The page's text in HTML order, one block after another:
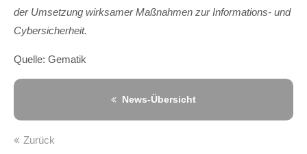
der Umsetzung wirksamer Maßnahmen zur Informations- und
Cybersicherheit.
Quelle: Gematik
News-Übersicht
Zurück